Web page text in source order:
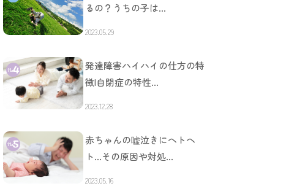
るの？うちの子は…
2023.05.29
発達障害ハイハイの仕方の特
徴|自閉症の特性…
2023.12.28
赤ちゃんの嘘泣きにヘトヘ
ト…その原因や対処…
2023.05.16